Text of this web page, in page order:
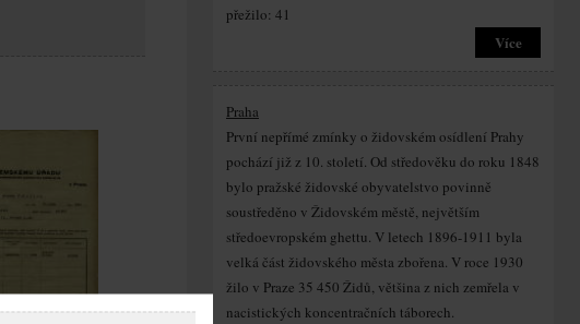
přežilo: 41
Více
Praha
První nepřímé zmínky o židovském osídlení Prahy
pochází již z 10. století. Od středověku do roku 1848
bylo pražské židovské obyvatelstvo povinně
soustředěno v Židovském městě, největším
středoevropském ghettu. V letech 1896-1911 byla
velká část židovského města zbořena. V roce 1930
žilo v Praze 35 450 Židů, většina z nich zemřela v
nacistických koncentračních táborech.